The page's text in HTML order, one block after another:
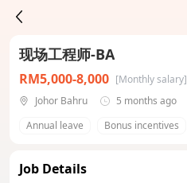
现场工程师-BA
RM5,000-8,000 [Monthly salary]
Johor Bahru
5 months ago
Annual leave
Bonus incentives
Job Details